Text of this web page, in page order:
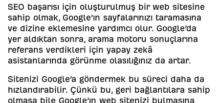
SEO başarısı için oluşturulmuş bir web sitesine
sahip olmak, Google’ın sayfalarınızı taramasına
ve dizine eklemesine yardımcı olur. Google’da
yer aldıktan sonra, arama motoru sonuçlarına
referans verdikleri için yapay zekâ
asistanlarında görünme olasılığınız da artar.
Sitenizi Google’a göndermek bu süreci daha da
hızlandırabilir. Çünkü bu, geri bağlantılara sahip
olmasa bile Google’ın web sitenizi bulmasına